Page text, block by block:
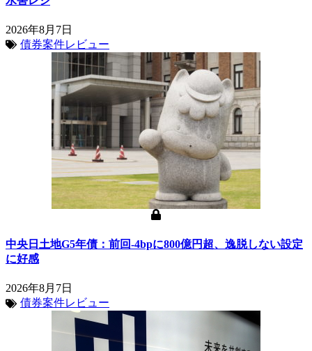
2026年8月7日
債券案件レビュー
中央日土地G5年債：前回-4bpに800億円超、逸脱しない設定
に好感
2026年8月7日
債券案件レビュー